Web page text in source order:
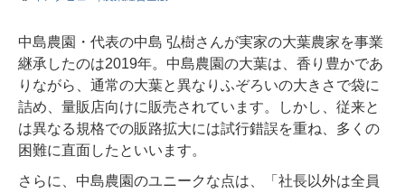
中島農園・代表の中島 弘樹さんが実家の大葉農家を事業
継承したのは2019年。中島農園の大葉は、香り豊かであ
りながら、通常の大葉と異なりふぞろいの大きさで袋に
詰め、量販店向けに販売されています。しかし、従来と
は異なる規格での販路拡大には試行錯誤を重ね、多くの
困難に直面したといいます。
さらに、中島農園のユニークな点は、「社長以外は全員